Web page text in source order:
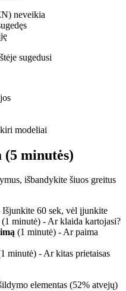
neveikia
sugedusi
modeliai
minutės)
išbandykite šiuos greitus
60 sek, vėl įjunkite
(1 minutė) - Ar klaida kartojasi?
(1 minutė) - Ar paima
minutė) - Ar kitas prietaisas
elementas (52% atvejų)